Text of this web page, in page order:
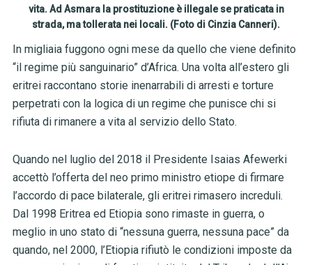
vita. Ad Asmara la prostituzione è illegale se praticata in
strada, ma tollerata nei locali. (Foto di Cinzia Canneri).
In migliaia fuggono ogni mese da quello che viene definito
“il regime più sanguinario” d’Africa. Una volta all’estero gli
eritrei raccontano storie inenarrabili di arresti e torture
perpetrati con la logica di un regime che punisce chi si
rifiuta di rimanere a vita al servizio dello Stato.
Quando nel luglio del 2018 il Presidente Isaias Afewerki
accettò l’offerta del neo primo ministro etiope di firmare
l’accordo di pace bilaterale, gli eritrei rimasero increduli.
Dal 1998 Eritrea ed Etiopia sono rimaste in guerra, o
meglio in uno stato di “nessuna guerra, nessuna pace” da
quando, nel 2000, l’Etiopia rifiutò le condizioni imposte da